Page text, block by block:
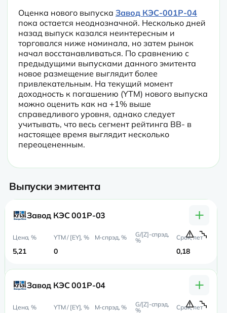
Оценка нового выпуска Завод КЭС-001Р-04
пока остается неоднозначной. Несколько дней
назад выпуск казался неинтересным и
торговался ниже номинала, но затем рынок
начал восстанавливаться. По сравнению с
предыдущими выпусками данного эмитента
новое размещение выглядит более
привлекательным. На текущий момент
доходность к погашению (YTM) нового выпуска
можно оценить как на +1% выше
справедливого уровня, однако следует
учитывать, что весь сегмент рейтинга BB- в
настоящее время выглядит несколько
переоцененным.
Выпуски эмитента
Завод КЭС 001Р-03 +
5,21 0 0,18
Завод КЭС 001Р-04 +